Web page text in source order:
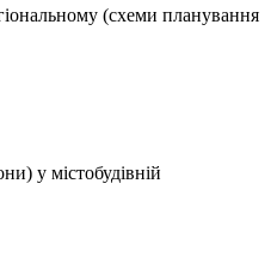
(схеми планування
у містобудівній